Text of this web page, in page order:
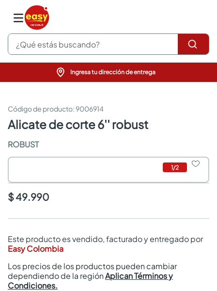
¿Qué estás buscando?
Ingresa tu dirección de entrega
:9006914
alicate de corte 6'' robust
ROBUST
1/2
$ 49.990
Este producto es vendido, facturado y entregado por
Easy Colombia
Los precios de los productos pueden cambiar
dependiendo de la regiónAplican Términos y
Condiciones.
pinturas
sanitarios
comedor
pisos
armarios closet
neveras